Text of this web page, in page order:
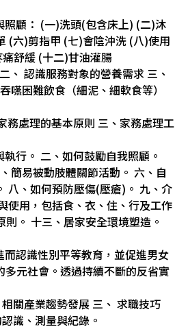
顧： (一)洗頭(包含床上) (二)沐
(六)剪指甲 (七)會陰沖洗 (八)使用
舒緩 (十二)甘油灌腸
、 認識服務對象的營養需求 三、
困難飲食（細泥、細軟食等）
務處理的基本原則 三、家務處理工
行。 二、如何鼓勵自我照顧。
簡易被動肢體關節活動。 六、自
八、如何預防壓傷(壓瘡)。 九、介
使用，包括食、衣、住、行及工作
。 十三、居家安全環境塑造。
認識性別平等教育，並促進男女
元社會。透過持續不斷的反省實
關產業趨勢發展 三、 求職技巧
識、測量與紀錄。